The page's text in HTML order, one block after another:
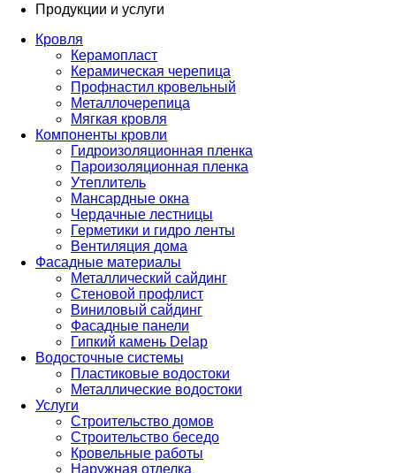
Продукции и услуги
Кровля
Керамопласт
Керамическая черепица
Профнастил кровельный
Металлочерепица
Мягкая кровля
Компоненты кровли
Гидроизоляционная пленка
Пароизоляционная пленка
Утеплитель
Мансардные окна
Чердачные лестницы
Герметики и гидро ленты
Вентиляция дома
Фасадные материалы
Металлический сайдинг
Стеновой профлист
Виниловый сайдинг
Фасадные панели
Гипкий камень Delap
Водосточные системы
Пластиковые водостоки
Металлические водостоки
Услуги
Строительство домов
Строительство беседо
Кровельные работы
Наружная отделка